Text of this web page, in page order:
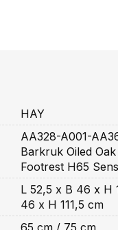
HAY
AA328-A001-
Barkruk Oiled
Footrest H65
L 52,5 x B 46 x H
46 x H 111,5 cm
65 cm / 75 cm